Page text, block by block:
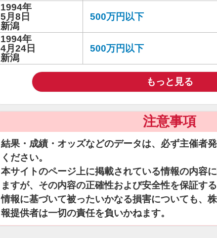
1994年
5月8日
新潟
500万円以下
1994年
4月24日
新潟
500万円以下
もっと見る
注意事項
結果・成績・オッズなどのデータは、必ず主催者
ください。
本サイトのページ上に掲載されている情報の内容
ますが、その内容の正確性および安全性を保証す
情報に基づいて被ったいかなる損害についても、
報提供者は一切の責任を負いかねます。